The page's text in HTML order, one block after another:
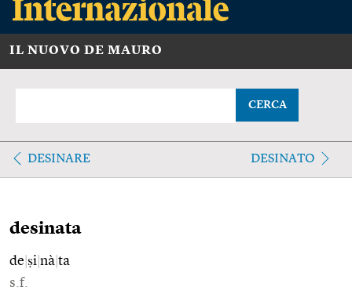
IL NUOVO DE MAURO
CERCA
DESINARE DESINATO
desinata
de ṣi nà ta
s.f.